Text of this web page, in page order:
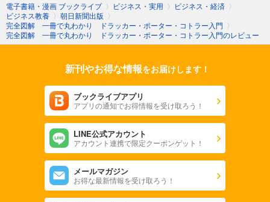
電子書籍・漫画 ブックライブ 〉 ビジネス・実用 〉 ビジネス・経済 〉
ビジネス教養 〉 朝日新聞出版 〉
完全図解 一冊で丸わかり ドラッカー・ポーター・コトラー入門 〉
完全図解 一冊で丸わかり ドラッカー・ポーター・コトラー入門のレビュー
新刊やお得な情報をお届けします！
ブックライブアプリ
アプリの通知でお得情報を受け取ろう！
LINE公式アカウント
アカウント連携で限定クーポンゲット！
メールマガジン
お得な最新情報を受け取ろう！